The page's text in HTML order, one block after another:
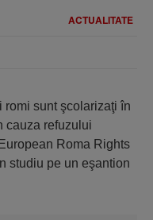
ACTUALITATE
romi sunt şcolarizaţi în
cauza refuzului
Roma Rights
studiu pe un eşantion